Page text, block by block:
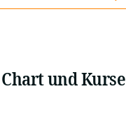
und Kurse